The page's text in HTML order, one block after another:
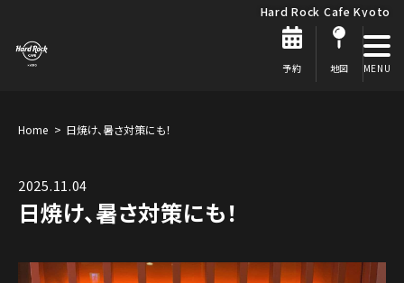
Hard Rock Cafe Kyoto
予約 地図
Home 日焼け、暑さ対策にも！
2025.11.04
日焼け、暑さ対策にも！